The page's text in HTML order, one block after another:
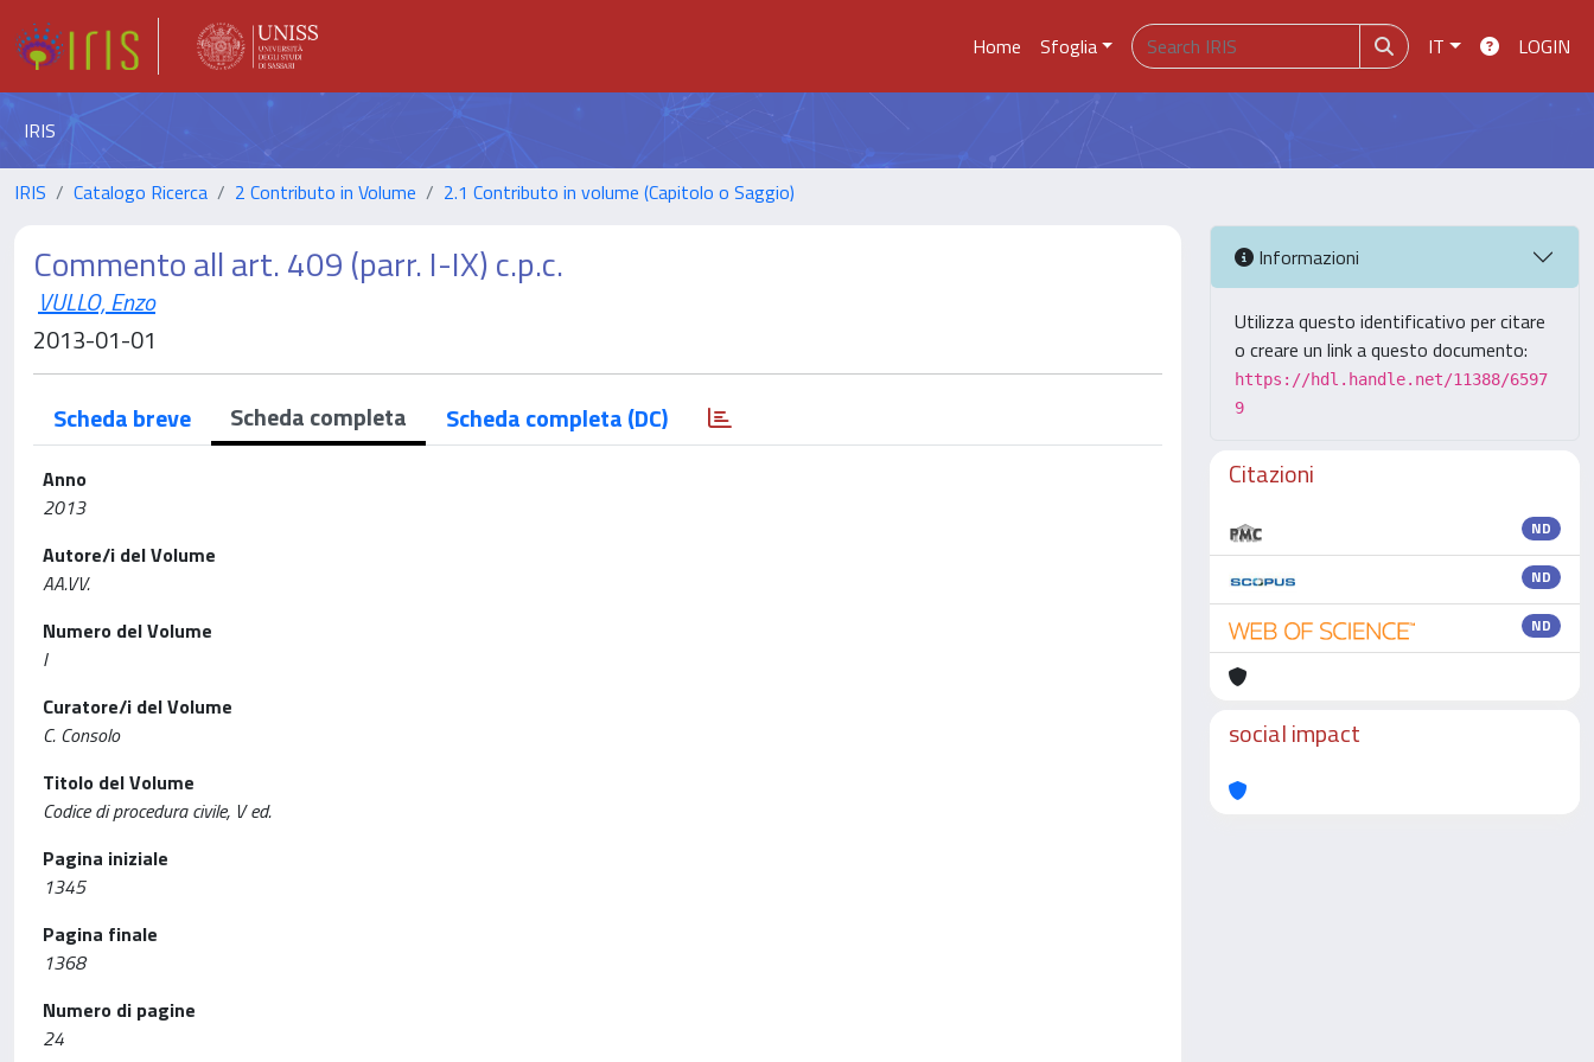
Home Sfoglia IT LOGIN
IRIS
IRIS Catalogo Ricerca 2 Contributo in Volume 2.1 Contributo in volume (Capitolo o Saggio)
Commento all art. 409 (parr. I-IX) c.p.c.
VULLO, Enzo
2013-01-01
Scheda breve Scheda completa Scheda completa (DC)
Anno
2013
Autore/i del Volume
AA.VV.
Numero del Volume
I
Curatore/i del Volume
C. Consolo
Titolo del Volume
Codice di procedura civile, V ed.
Pagina iniziale
1345
Pagina finale
1368
Numero di pagine
24
Informazioni
Utilizza questo identificativo per citare
o creare un link a questo documento:
https://hdl.handle.net/11388/6597
9
Citazioni
ND
ND
ND
social impact